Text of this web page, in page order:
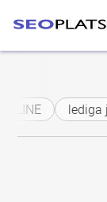
Skip to
lediga